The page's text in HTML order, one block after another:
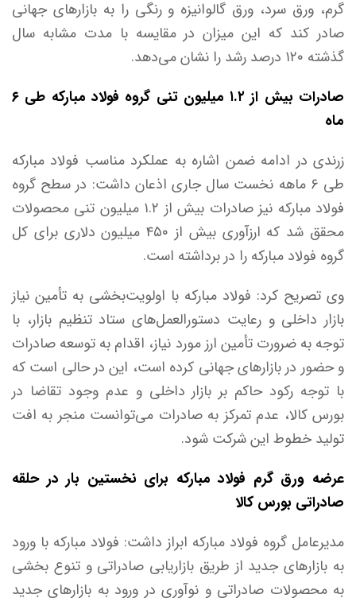
گرم، ورق سرد، ورق گالوانیزه و رنگی را به بازار‌های جهانی
صادر کند که این میزان در مقایسه با مدت مشابه سال
گذشته ۱۲۰ درصد رشد را نشان می‌دهد.
صادرات بیش از ۱.۲ میلیون تنی گروه فولاد مبارکه طی ۶
ماه
زرندی در ادامه ضمن اشاره به عملکرد مناسب فولاد مبارکه
طی ۶ ماهه نخست سال جاری اذعان داشت: در سطح گروه
فولاد مبارکه نیز صادرات بیش از ۱.۲ میلیون تنی محصولات
محقق شد که ارزآوری بیش از ۴۵۰ میلیون دلاری برای کل
گروه فولاد مبارکه را در برداشته است.
وی تصریح کرد: فولاد مبارکه با اولویت‌بخشی به تأمین نیاز
بازار داخلی و رعایت دستورالعمل‌های ستاد تنظیم بازار، با
توجه به ضرورت تأمین ارز مورد نیاز، اقدام به توسعه صادرات
و حضور در بازار‌های جهانی کرده است، این در حالی است که
با توجه رکود حاکم بر بازار داخلی و عدم وجود تقاضا در
بورس کالا، عدم تمرکز به صادرات می‌توانست منجر به افت
تولید خطوط این شرکت شود.
عرضه ورق گرم فولاد مبارکه برای نخستین بار در حلقه
صادراتی بورس کالا
مدیرعامل گروه فولاد مبارکه ابراز داشت: فولاد مبارکه با ورود
به بازار‌های جدید از طریق بازاریابی صادراتی و تنوع بخشی
به محصولات صادراتی و نوآوری در ورود به بازار‌های جدید